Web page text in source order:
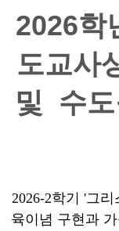
2026학
도교사
및 수
2026-2학기 '그
육이념 구현과